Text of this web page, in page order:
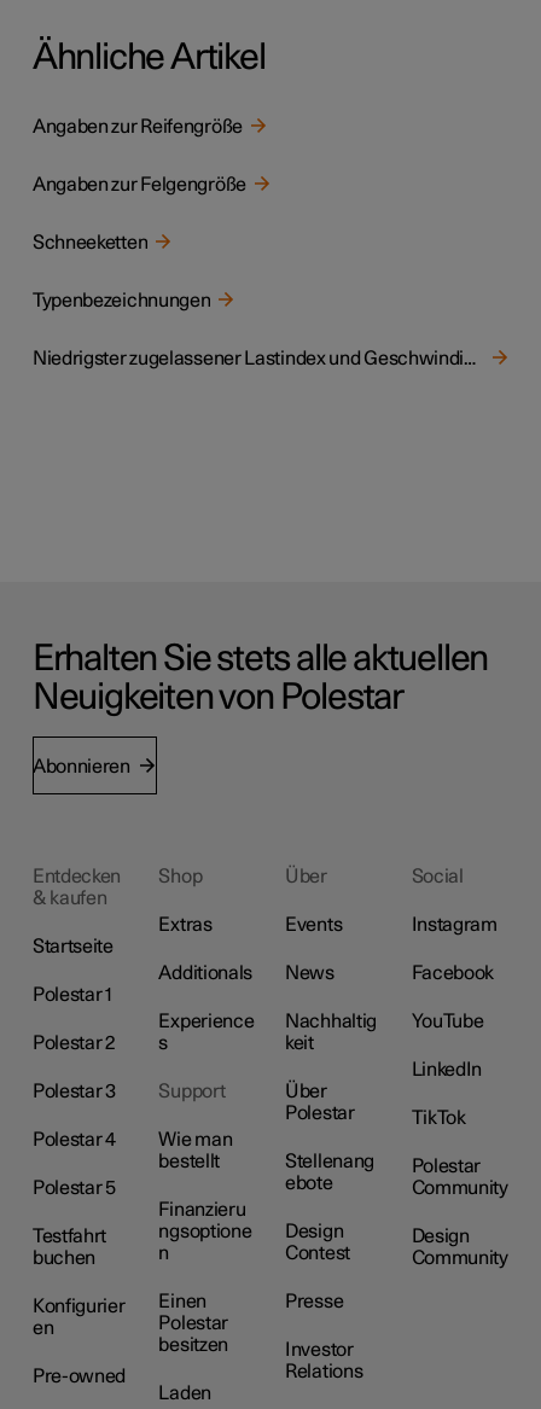
Ähnliche Artikel
Angaben zur Reifengröße
Angaben zur Felgengröße
Schneeketten
Typenbezeichnungen
Niedrigster zugelassener Lastindex und Geschwindigkeitsklasse für Reifen
Erhalten Sie stets alle aktuellen
Neuigkeiten von Polestar
Abonnieren
Entdecken
& kaufen
Startseite
Polestar 1
Polestar 2
Polestar 3
Polestar 4
Polestar 5
Testfahrt
buchen
Konfigurier
en
Pre-owned
Shop
Extras
Additionals
Experience
s
Support
Wie man
bestellt
Finanzieru
ngsoptione
n
Einen
Polestar
besitzen
Laden
Über
Events
News
Nachhaltig
keit
Über
Polestar
Stellenang
ebote
Design
Contest
Presse
Investor
Relations
Social
Instagram
Facebook
YouTube
LinkedIn
TikTok
Polestar
Community
Design
Community